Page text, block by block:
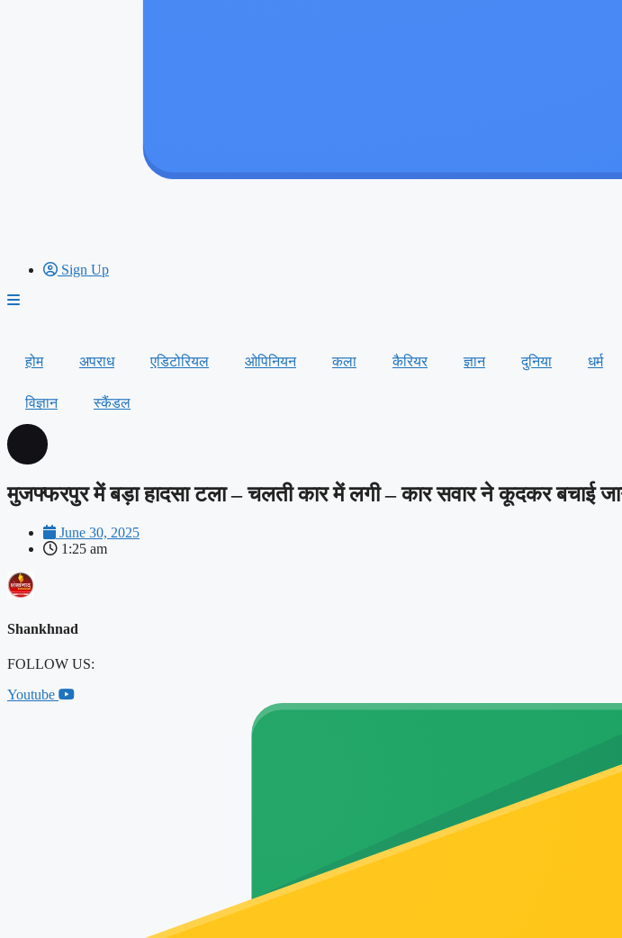
Sign Up
होम अपराध एडिटोरियल ओपिनियन कला कैरियर ज्ञान दुनिया धर्म
विज्ञान स्कैंडल
मुजफ्फरपुर में बड़ा हादसा टला – चलती कार में लगी – कार सवार ने कूदकर बचाई
June 30, 2025
1:25 am
Shankhnad
FOLLOW US:
Youtube